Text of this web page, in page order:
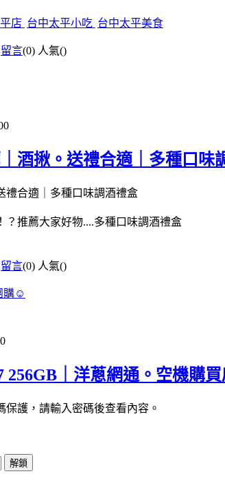
店 台中太平小吃 台中太平美食
留言(0) 人氣()
酒揪。送禮合適｜多種口味
？推薦大家好物....多種口味調酒禮盒
留言(0) 人氣()
購☺
256GB｜洋蔥網通。空機購
保護，請輸入密碼後查看內容。
解鎖